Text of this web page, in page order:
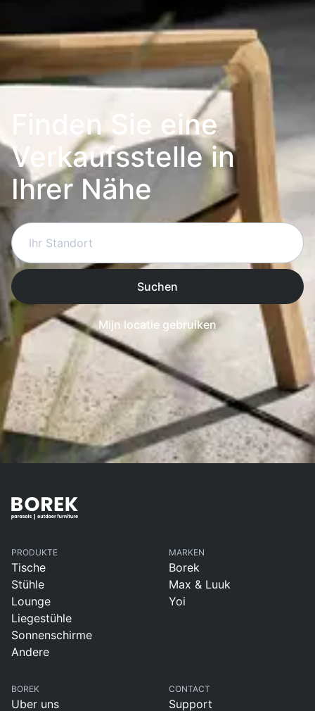
Finden Sie eine
Verkaufsstelle in
Ihrer Nähe
Suchen
Mijn locatie gebruiken
PRODUKTE
Tische
Stühle
Lounge
Liegestühle
Sonnenschirme
Andere
MARKEN
Borek
Max & Luuk
Yoi
BOREK
Uber uns
CONTACT
Support